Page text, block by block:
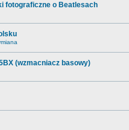
fotograficzne o Beatlesach
(wzmacniacz basowy)